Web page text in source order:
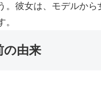
。彼女は、モデルか
の由来